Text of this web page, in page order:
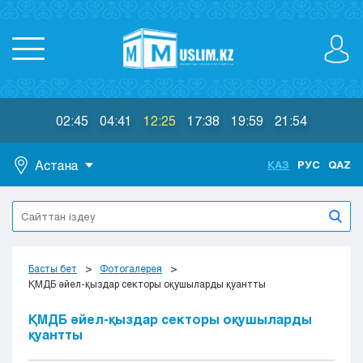
02:45 04:41 12:25 17:38 19:59 21:54
Астана
Астана
Алматы
Атырау
Караганда
Кокшетау
Костанай
ҚАЗ РУС QAZ
Басты бет
Фотогалерея
ҚМДБ әйел-қыздар секторы оқушыларды қуантты
ҚМДБ әйел-қыздар секторы оқушыларды
қуантты